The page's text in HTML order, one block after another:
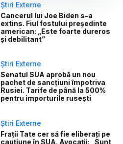
Știri Externe
Cancerul lui Joe Biden s-a
extins. Fiul fostului președinte
american: „Este foarte dureros
și debilitant”
Știri Externe
Senatul SUA aprobă un nou
pachet de sancțiuni împotriva
Rusiei. Tarife de până la 500%
pentru importurile rusești
Știri Externe
Frații Tate cer să fie eliberați pe
cauțiune în SUA. Avocații: „Sunt